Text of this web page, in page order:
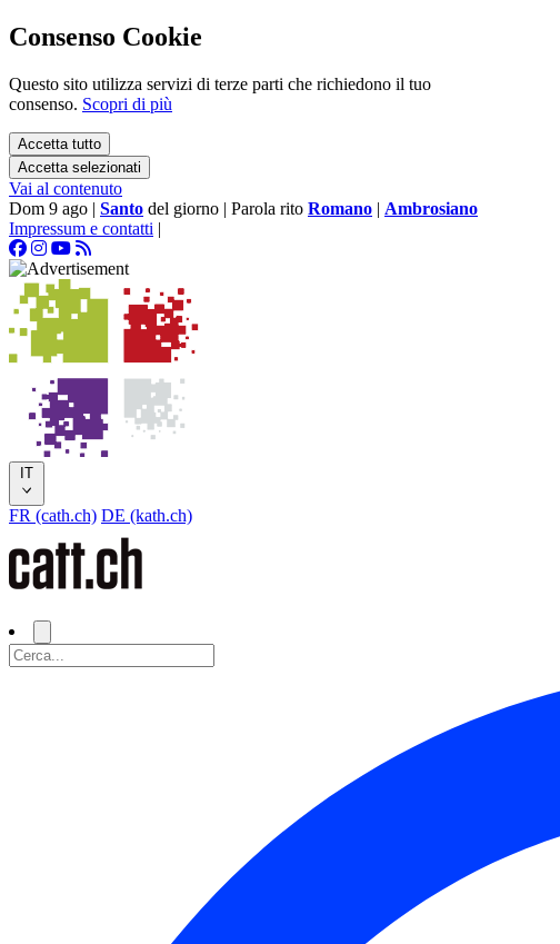
Consenso Cookie
Questo sito utilizza servizi di terze parti che richiedono il tuo
consenso. Scopri di più
Accetta tutto
Accetta selezionati
Vai al contenuto
Dom 9 ago | Santo del giorno | Parola rito Romano | Ambrosiano
Impressum e contatti |
IT
FR (cath.ch) DE (kath.ch)